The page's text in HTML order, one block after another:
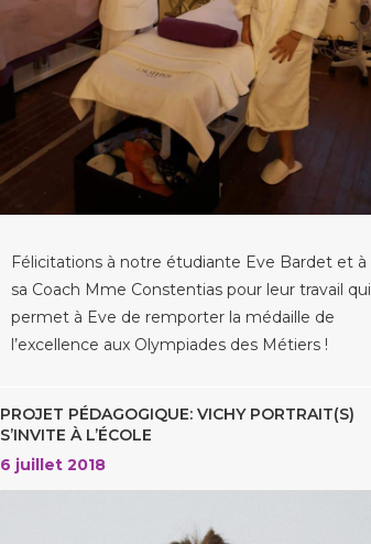
Félicitations à notre étudiante Eve Bardet et à
sa Coach Mme Constentias pour leur travail qui
permet à Eve de remporter la médaille de
l’excellence aux Olympiades des Métiers !
PROJET PÉDAGOGIQUE: VICHY PORTRAIT(S)
S’INVITE À L’ÉCOLE
6 juillet 2018